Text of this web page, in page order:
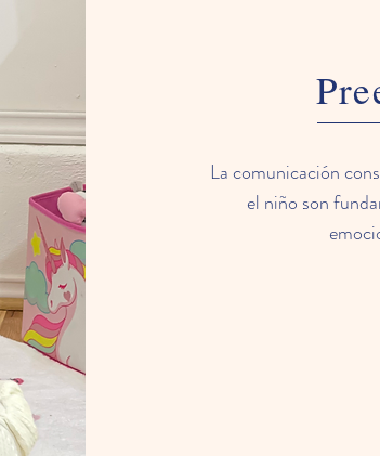
La comunicación
el niño son